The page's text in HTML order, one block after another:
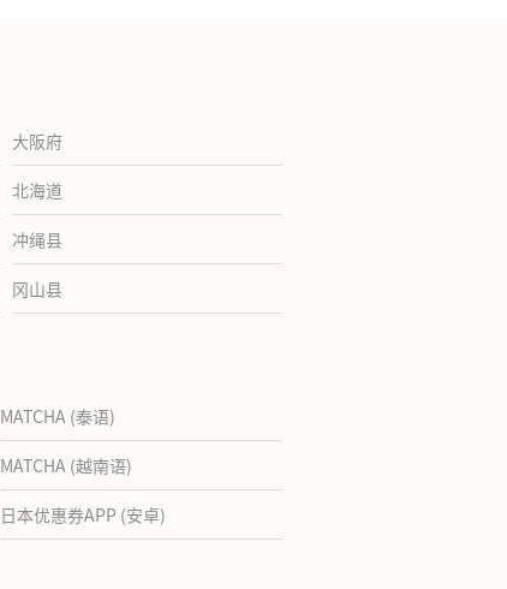
大阪府
北海道
冲绳县
冈山县
MATCHA (泰语)
MATCHA (越南语)
日本优惠券APP (安卓)